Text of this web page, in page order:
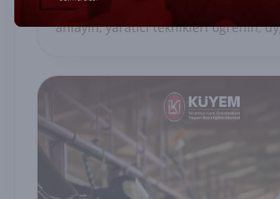
Sertifika Programı ile çocukların
anlayın, yaratıcı teknikleri öğrenin,